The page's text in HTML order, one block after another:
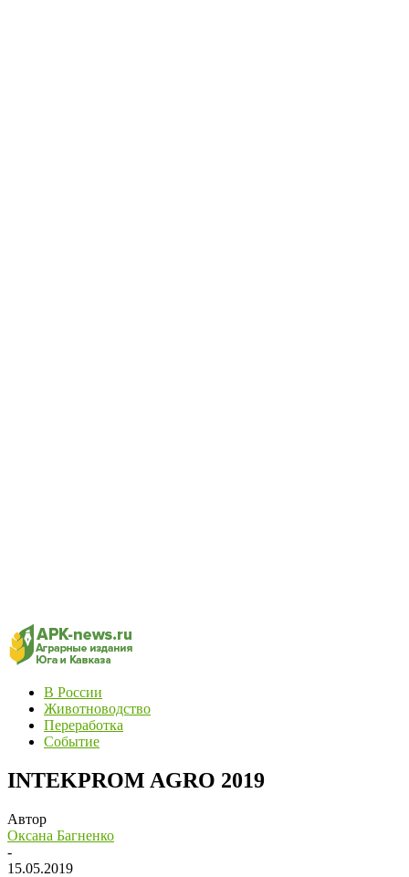
В России
Животноводство
Переработка
Событие
INTEKPROM AGRO 2019
Автор
Оксана Багненко
-
15.05.2019